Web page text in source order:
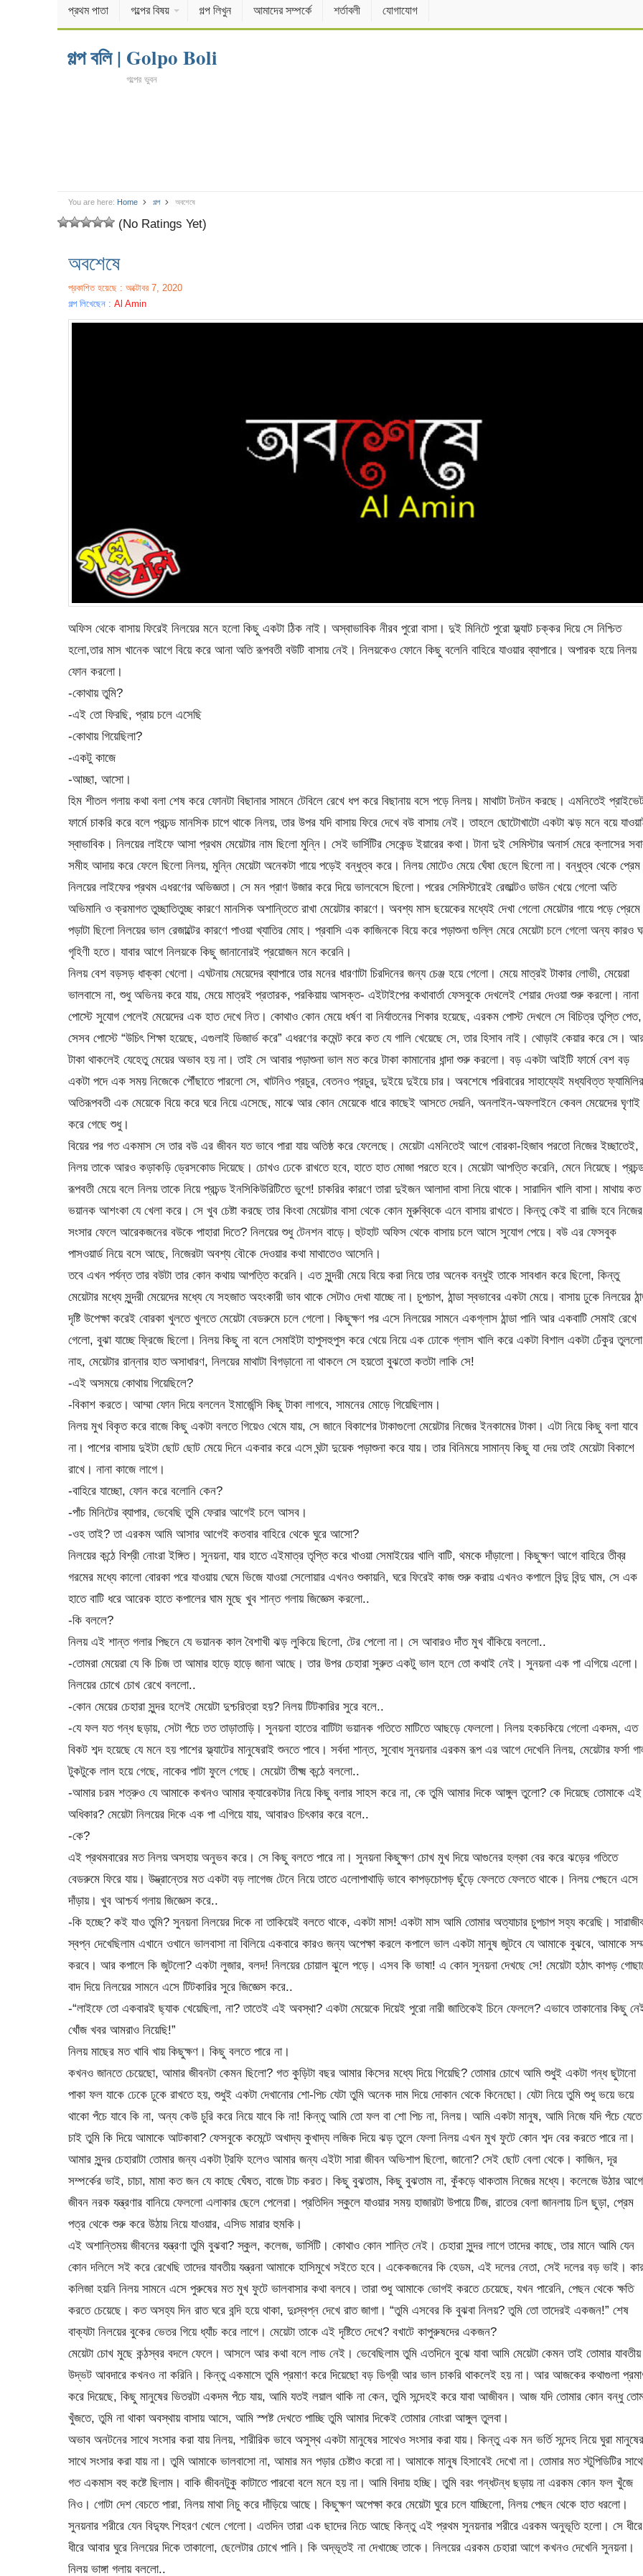
প্রথম পাতা গল্পের বিষয় গল্প লিখুন আমাদের সম্পর্কে শর্তাবলী যোগাযোগ
গল্প বলি | Golpo Boli
গল্পের ভুবন
You are here: Home গল্প অবশেষে
(No Ratings Yet)
অবশেষে
প্রকাশিত হয়েছে : অক্টোবর 7, 2020
গল্প লিখেছেন : Al Amin
অফিস থেকে বাসায় ফিরেই নিলয়ের মনে হলো কিছু একটা ঠিক নাই। অস্বাভাবিক নীরব পুরো বাসা। দুই মিনিটে পুরো ফ্ল্যাট চক্কর দিয়ে সে নিশ্চিত
হলো,তার মাস খানেক আগে বিয়ে করে আনা অতি রূপবতী বউটি বাসায় নেই। নিলয়কেও ফোনে কিছু বলেনি বাহিরে যাওয়ার ব্যাপারে। অপারক হয়ে নিলয়
ফোন করলো।
-কোথায় তুমি?
-এই তো ফিরছি, প্রায় চলে এসেছি
-কোথায় গিয়েছিলা?
-একটু কাজে
-আচ্ছা, আসো।
হিম শীতল গলায় কথা বলা শেষ করে ফোনটা বিছানার সামনে টেবিলে রেখে ধপ করে বিছানায় বসে পড়ে নিলয়। মাথাটা টনটন করছে। এমনিতেই
ফার্মে চাকরি করে বলে প্রচন্ড মানসিক চাপে থাকে নিলয়, তার উপর যদি বাসায় ফিরে দেখে বউ বাসায় নেই। তাহলে ছোটোখাটো একটা ঝড় মনে বয়ে
স্বাভাবিক। নিলয়ের লাইফে আসা প্রথম মেয়েটার নাম ছিলো মুন্নি। সেই ভার্সিটির সেকেন্ড ইয়ারের কথা। টানা দুই সেমিস্টার অনার্স মেরে ক্লাসের
সমীহ আদায় করে ফেলে ছিলো নিলয়, মুন্নি মেয়েটা অনেকটা গায়ে পড়েই বন্ধুত্ব করে। নিলয় মোটেও মেয়ে ঘেঁষা ছেলে ছিলো না। বন্ধুত্ব থেকে
নিলয়ের লাইফের প্রথম এধরণের অভিজ্ঞতা। সে মন প্রাণ উজার করে দিয়ে ভালবেসে ছিলো। পরের সেমিস্টারেই রেজাল্টও ডাউন খেয়ে গেলো অতি
অভিমানি ও ক্রমাগত তুচ্ছাতিতুচ্ছ কারণে মানসিক অশান্তিতে রাখা মেয়েটার কারণে। অবশ্য মাস ছয়েকের মধ্যেই দেখা গেলো মেয়েটার গায়ে পড়ে প্রেমে
পড়াটা ছিলো নিলয়ের ভাল রেজাল্টের কারণে পাওয়া খ্যাতির মোহ। প্রবাসি এক কাজিনকে বিয়ে করে পড়াশুনা গুল্লি মেরে মেয়েটা চলে গেলো অন্য কারও
গৃহিণী হতে। যাবার আগে নিলয়কে কিছু জানানোরই প্রয়োজন মনে করেনি।
নিলয় বেশ বড়সড় ধাক্কা খেলো। এঘটনায় মেয়েদের ব্যাপারে তার মনের ধারণাটা চিরদিনের জন্য চেঞ্জ হয়ে গেলো। মেয়ে মাত্রই টাকার লোভী, মেয়েরা
ভালবাসে না, শুধু অভিনয় করে যায়, মেয়ে মাত্রই প্রতারক, পরকিয়ায় আসক্ত- এইটাইপের কথাবার্তা ফেসবুকে দেখলেই শেয়ার দেওয়া শুরু করলো। নানা
পোস্টে সুযোগ পেলেই মেয়েদের এক হাত দেখে নিত। কোথাও কোন মেয়ে ধর্ষণ বা নির্যাতনের শিকার হয়েছে, এরকম পোস্ট দেখলে সে বিচিত্র তৃপ্তি পেত,
সেসব পোস্টে “উচিৎ শিক্ষা হয়েছে, এগুলাই ডিজার্ভ করে” এধরণের কমেন্ট করে কত যে গালি খেয়েছে সে, তার হিসাব নাই। থোড়াই কেয়ার করে সে।
টাকা থাকলেই যেহেতু মেয়ের অভাব হয় না। তাই সে আবার পড়াশুনা ভাল মত করে টাকা কামানোর ধান্দা শুরু করলো। বড় একটা আইটি ফার্মে বেশ বড়
একটা পদে এক সময় নিজেকে পৌঁছাতে পারলো সে, খাটনিও প্রচুর, বেতনও প্রচুর, দুইয়ে দুইয়ে চার। অবশেষে পরিবারের সাহায্যেই মধ্যবিত্ত ফ্যামিলির
অতিরূপবতী এক মেয়েকে বিয়ে করে ঘরে নিয়ে এসেছে, মাঝে আর কোন মেয়েকে ধারে কাছেই আসতে দেয়নি, অনলাইন-অফলাইনে কেবল মেয়েদের ঘৃণাই
করে গেছে শুধু।
বিয়ের পর গত একমাস সে তার বউ এর জীবন যত ভাবে পারা যায় অতিষ্ঠ করে ফেলেছে। মেয়েটা এমনিতেই আগে বোরকা-হিজাব পরতো নিজের ইচ্ছাতেই,
নিলয় তাকে আরও কড়াকড়ি ড্রেসকোড দিয়েছে। চোখও ঢেকে রাখতে হবে, হাতে হাত মোজা পরতে হবে। মেয়েটা আপত্তি করেনি, মেনে নিয়েছে।
রূপবতী মেয়ে বলে নিলয় তাকে নিয়ে প্রচন্ড ইনসিকিউরিটিতে ভুগে! চাকরির কারণে তারা দুইজন আলাদা বাসা নিয়ে থাকে। সারাদিন খালি বাসা। মাথায় কত
ভয়ানক আশংকা যে খেলা করে। সে খুব চেষ্টা করছে তার কিংবা মেয়েটার বাসা থেকে কোন মুরুব্বিকে এনে বাসায় রাখতে। কিন্তু কেই বা রাজি হবে নিজের
সংসার ফেলে আরেকজনের বউকে পাহারা দিতে? নিলয়ের শুধু টেনশন বাড়ে। হুটহাট অফিস থেকে বাসায় চলে আসে সুযোগ পেয়ে। বউ এর ফেসবুক
পাসওয়ার্ড নিয়ে বসে আছে, নিজেরটা অবশ্য বৌকে দেওয়ার কথা মাথাতেও আসেনি।
তবে এখন পর্যন্ত তার বউটা তার কোন কথায় আপত্তি করেনি। এত সুন্দরী মেয়ে বিয়ে করা নিয়ে তার অনেক বন্ধুই তাকে সাবধান করে ছিলো, কিন্তু
মেয়েটার মধ্যে সুন্দরী মেয়েদের মধ্যে যে সহজাত অহংকারী ভাব থাকে সেটাও দেখা যাচ্ছে না। চুপচাপ, ঠান্ডা স্বভাবের একটা মেয়ে। বাসায় ঢুকে নিলয়ের
দৃষ্টি উপেক্ষা করেই বোরকা খুলতে খুলতে মেয়েটা বেডরুমে চলে গেলো। কিছুক্ষণ পর এসে নিলয়ের সামনে একগ্লাস ঠান্ডা পানি আর একবাটি সেমাই রেখে
গেলো, বুঝা যাচ্ছে ফ্রিজে ছিলো। নিলয় কিছু না বলে সেমাইটা হাপুসহুপুস করে খেয়ে নিয়ে এক ঢোকে গ্লাস খালি করে একটা বিশাল একটা ঢেঁকুর
নাহ, মেয়েটার রান্নার হাত অসাধারণ, নিলয়ের মাথাটা বিগড়ানো না থাকলে সে হয়তো বুঝতো কতটা লাকি সে!
-এই অসময়ে কোথায় গিয়েছিলে?
-বিকাশ করতে। আম্মা ফোন দিয়ে বললেন ইমার্জেন্সি কিছু টাকা লাগবে, সামনের মোড়ে গিয়েছিলাম।
নিলয় মুখ বিকৃত করে বাজে কিছু একটা বলতে গিয়েও থেমে যায়, সে জানে বিকাশের টাকাগুলো মেয়েটার নিজের ইনকামের টাকা। এটা নিয়ে কিছু বলা যাবে
না। পাশের বাসায় দুইটা ছোট ছোট মেয়ে দিনে একবার করে এসে ঘন্টা দুয়েক পড়াশুনা করে যায়। তার বিনিময়ে সামান্য কিছু যা দেয় তাই মেয়েটা বিকাশে
রাখে। নানা কাজে লাগে।
-বাহিরে যাচ্ছো, ফোন করে বলোনি কেন?
-পাঁচ মিনিটের ব্যাপার, ভেবেছি তুমি ফেরার আগেই চলে আসব।
-ওহ তাই? তা এরকম আমি আসার আগেই কতবার বাহিরে থেকে ঘুরে আসো?
নিলয়ের কন্ঠে বিশ্রী নোংরা ইঙ্গিত। সুনয়না, যার হাতে এইমাত্র তৃপ্তি করে খাওয়া সেমাইয়ের খালি বাটি, থমকে দাঁড়ালো। কিছুক্ষণ আগে বাহিরে তীব্র
গরমের মধ্যে কালো বোরকা পরে যাওয়ায় ঘেমে ভিজে যাওয়া সেলোয়ার এখনও শুকায়নি, ঘরে ফিরেই কাজ শুরু করায় এখনও কপালে বিন্দু বিন্দু ঘাম, সে এক
হাতে বাটি ধরে আরেক হাতে কপালের ঘাম মুছে খুব শান্ত গলায় জিজ্ঞেস করলো..
-কি বললে?
নিলয় এই শান্ত গলার পিছনে যে ভয়ানক কাল বৈশাখী ঝড় লুকিয়ে ছিলো, টের পেলো না। সে আবারও দাঁত মুখ বাঁকিয়ে বললো..
-তোমরা মেয়েরা যে কি চিজ তা আমার হাড়ে হাড়ে জানা আছে। তার উপর চেহারা সুরুত একটু ভাল হলে তো কথাই নেই। সুনয়না এক পা এগিয়ে এলো।
নিলয়ের চোখে চোখ রেখে বললো..
-কোন মেয়ের চেহারা সুন্দর হলেই মেয়েটা দুশ্চরিত্রা হয়? নিলয় টিটকারির সুরে বলে..
-যে ফল যত গন্ধ ছড়ায়, সেটা পঁচে তত তাড়াতাড়ি। সুনয়না হাতের বাটিটা ভয়ানক গতিতে মাটিতে আছড়ে ফেললো। নিলয় হকচকিয়ে গেলো একদম, এত
বিকট শব্দ হয়েছে যে মনে হয় পাশের ফ্ল্যাটের মানুষেরাই শুনতে পাবে। সর্বদা শান্ত, সুবোধ সুনয়নার এরকম রূপ এর আগে দেখেনি নিলয়, মেয়েটার ফর্সা
টুকটুকে লাল হয়ে গেছে, নাকের পাটা ফুলে গেছে। মেয়েটা তীক্ষ্ম কন্ঠে বললো..
-আমার চরম শত্রুও যে আমাকে কখনও আমার ক্যারেকটার নিয়ে কিছু বলার সাহস করে না, কে তুমি আমার দিকে আঙ্গুল তুলো? কে দিয়েছে তোমাকে এই
অধিকার? মেয়েটা নিলয়ের দিকে এক পা এগিয়ে যায়, আবারও চিৎকার করে বলে..
-কে?
এই প্রথমবারের মত নিলয় অসহায় অনুভব করে। সে কিছু বলতে পারে না। সুনয়না কিছুক্ষণ চোখ মুখ দিয়ে আগুনের হল্কা বের করে ঝড়ের গতিতে
বেডরুমে ফিরে যায়। উদ্ভ্রান্তের মত একটা বড় লাগেজ টেনে নিয়ে তাতে এলোপাথাড়ি ভাবে কাপড়চোপড় ছুঁড়ে ফেলতে ফেলতে থাকে। নিলয় পেছনে এসে
দাঁড়ায়। খুব আশ্চর্য গলায় জিজ্ঞেস করে..
-কি হচ্ছে? কই যাও তুমি? সুনয়না নিলয়ের দিকে না তাকিয়েই বলতে থাকে, একটা মাস! একটা মাস আমি তোমার অত্যাচার চুপচাপ সহ্য করেছি।
স্বপ্ন দেখেছিলাম এখানে ওখানে ভালবাসা না বিলিয়ে একবারে কারও জন্য অপেক্ষা করলে কপালে ভাল একটা মানুষ জুটবে যে আমাকে বুঝবে, আমাকে
করবে। আর কপালে কি জুটলো? একটা লুজার, বলদ! নিলয়ের চোয়াল ঝুলে পড়ে। এসব কি ভাষা! এ কোন সুনয়না দেখছে সে! মেয়েটা হঠাৎ কাপড়
বাদ দিয়ে নিলয়ের সামনে এসে টিটকারির সুরে জিজ্ঞেস করে..
-“লাইফে তো একবারই ছ্যাক খেয়েছিলা, না? তাতেই এই অবস্থা? একটা মেয়েকে দিয়েই পুরো নারী জাতিকেই চিনে ফেললে? এভাবে তাকানোর কিছু
খোঁজ খবর আমরাও নিয়েছি!”
নিলয় মাছের মত খাবি খায় কিছুক্ষণ। কিছু বলতে পারে না।
কখনও জানতে চেয়েছো, আমার জীবনটা কেমন ছিলো? গত কুড়িটা বছর আমার কিসের মধ্যে দিয়ে গিয়েছি? তোমার চোখে আমি শুধুই একটা গন্ধ ছুটানো
পাকা ফল যাকে ঢেকে ঢুকে রাখতে হয়, শুধুই একটা দেখানোর শো-পিচ যেটা তুমি অনেক দাম দিয়ে দোকান থেকে কিনেছো। যেটা নিয়ে তুমি শুধু ভয়ে ভয়ে
থাকো পঁচে যাবে কি না, অন্য কেউ চুরি করে নিয়ে যাবে কি না! কিন্তু আমি তো ফল বা শো পিচ না, নিলয়। আমি একটা মানুষ, আমি নিজে যদি পঁচে যেতে
চাই তুমি কি দিয়ে আমাকে আটকাবা? ফেসবুকে কমেন্টে অখাদ্য কুখাদ্য লজিক দিয়ে ঝড় তুলে ফেলা নিলয় এখন মুখ ফুটে কোন শব্দ বের করতে পারে না।
আমার সুন্দর চেহারাটা তোমার জন্য একটা ট্রফি হলেও আমার জন্য এইটা সারা জীবন অভিশাপ ছিলো, জানো? সেই ছোট বেলা থেকে। কাজিন, দূর
সম্পর্কের ভাই, চাচা, মামা কত জন যে কাছে ঘেঁষত, বাজে টাচ করত। কিছু বুঝতাম, কিছু বুঝতাম না, কুঁকড়ে থাকতাম নিজের মধ্যে। কলেজে উঠার
জীবন নরক যন্ত্রণার বানিয়ে ফেললো এলাকার ছেলে পেলেরা। প্রতিদিন স্কুলে যাওয়ার সময় হাজারটা উপায়ে টিজ, রাতের বেলা জানলায় ঢিল ছুড়া, প্রেম
পত্র থেকে শুরু করে উঠায় নিয়ে যাওয়ার, এসিড মারার হুমকি।
এই অশান্তিময় জীবনের যন্ত্রণা তুমি বুঝবা? স্কুল, কলেজ, ভার্সিটি। কোথাও কোন শান্তি নেই। চেহারা সুন্দর লাগে তাদের কাছে, তার মানে আমি যেন
কোন দলিলে সই করে রেখেছি তাদের যাবতীয় যন্ত্রনা আমাকে হাসিমুখে সইতে হবে। একেকজনের কি হেডম, এই দলের নেতা, সেই দলের বড় ভাই।
কলিজা হয়নি নিলয় সামনে এসে পুরুষের মত মুখ ফুটে ভালবাসার কথা বলবে। তারা শুধু আমাকে ভোগই করতে চেয়েছে, যখন পারেনি, পেছন থেকে ক্ষতি
করতে চেয়েছে। কত অসহ্য দিন রাত ঘরে বন্দি হয়ে থাকা, দুঃস্বপ্ন দেখে রাত জাগা। “তুমি এসবের কি বুঝবা নিলয়? তুমি তো তাদেরই একজন!” শেষ
বাক্যটা নিলয়ের বুকের ভেতর গিয়ে ধ্যাঁচ করে লাগে। মেয়েটা তাকে এই দৃষ্টিতে দেখে? বখাটে কাপুরুষদের একজন?
মেয়েটা চোখ মুছে কন্ঠস্বর বদলে ফেলে। আসলে আর কথা বলে লাভ নেই। ভেবেছিলাম তুমি এতদিনে বুঝে যাবা আমি মেয়েটা কেমন তাই তোমার যাবতীয়
উদ্ভট আবদারে কখনও না করিনি। কিন্তু একমাসে তুমি প্রমাণ করে দিয়েছো বড় ডিগ্রী আর ভাল চাকরি থাকলেই হয় না। আর আজকের কথাগুলা
করে দিয়েছে, কিছু মানুষের ভিতরটা একদম পঁচে যায়, আমি যতই লয়াল থাকি না কেন, তুমি সন্দেহই করে যাবা আজীবন। আজ যদি তোমার কোন বন্ধু
খুঁজতে, তুমি না থাকা অবস্থায় বাসায় আসে, আমি স্পষ্ট দেখতে পাচ্ছি তুমি আমার দিকেই তোমার নোংরা আঙ্গুল তুলবা।
অভাব অনটনের সাথে সংসার করা যায় নিলয়, শারীরিক ভাবে অসুস্থ একটা মানুষের সাথেও সংসার করা যায়। কিন্তু এক মন ভর্তি সন্দেহ নিয়ে ঘুরা মানুষের
সাথে সংসার করা যায় না। তুমি আমাকে ভালবাসো না, আমার মন পড়ার চেষ্টাও করো না। আমাকে মানুষ হিসাবেই দেখো না। তোমার মত স্টুপিডিটির সাথে
গত একমাস বহু কষ্টে ছিলাম। বাকি জীবনটুকু কাটাতে পারবো বলে মনে হয় না। আমি বিদায় হচ্ছি। তুমি বরং গন্ধটন্ধ ছড়ায় না এরকম কোন ফল খুঁজে
নিও। গোটা দেশ বেচতে পারা, নিলয় মাথা নিচু করে দাঁড়িয়ে আছে। কিছুক্ষণ অপেক্ষা করে মেয়েটা ঘুরে চলে যাচ্ছিলো, নিলয় পেছন থেকে হাত ধরলো।
সুনয়নার শরীরে যেন বিদ্যুৎ শিহরণ খেলে গেলো। এতদিন তারা এক ছাদের নিচে আছে কিন্তু এই প্রথম সুনয়নার শরীরে এরকম অনুভূতি হলো। সে ধীরে
ধীরে আবার ঘুরে নিলয়ের দিকে তাকালো, ছেলেটার চোখে পানি। কি অদ্ভূতই না দেখাচ্ছে তাকে। নিলয়ের এরকম চেহারা আগে কখনও দেখেনি সুনয়না।
নিলয় ভাঙ্গা গলায় বললো..